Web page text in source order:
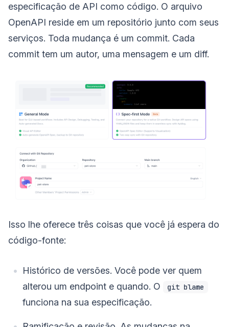
especificação de API como código. O arquivo
OpenAPI reside em um repositório junto com seus
serviços. Toda mudança é um commit. Cada
commit tem um autor, uma mensagem e um diff.
Isso lhe oferece três coisas que você já espera do
código-fonte:
Histórico de versões. Você pode ver quem
alterou um endpoint e quando. O
git blame
funciona na sua especificação.